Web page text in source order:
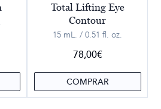
Total Lifting Eye
Contour
15 mL. / 0.51 fl. oz.
78,00€
COMPRAR